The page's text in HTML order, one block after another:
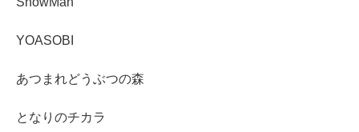
YOASOBI
あつまれどうぶつの森
となりのチカラ